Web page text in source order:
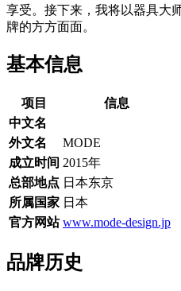
享受。接下来，我将以器具大
牌的方方面面。
基本信息
项目
信息
中文名
外文名
MODE
成立时间 2015年
总部地点 日本东京
所属国家 日本
官方网站 www.mode-design.jp
品牌历史